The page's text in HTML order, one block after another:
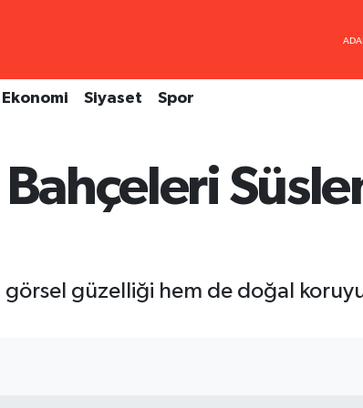
Ekonomi Siyaset Spor
görsel güzelliği hem de doğal